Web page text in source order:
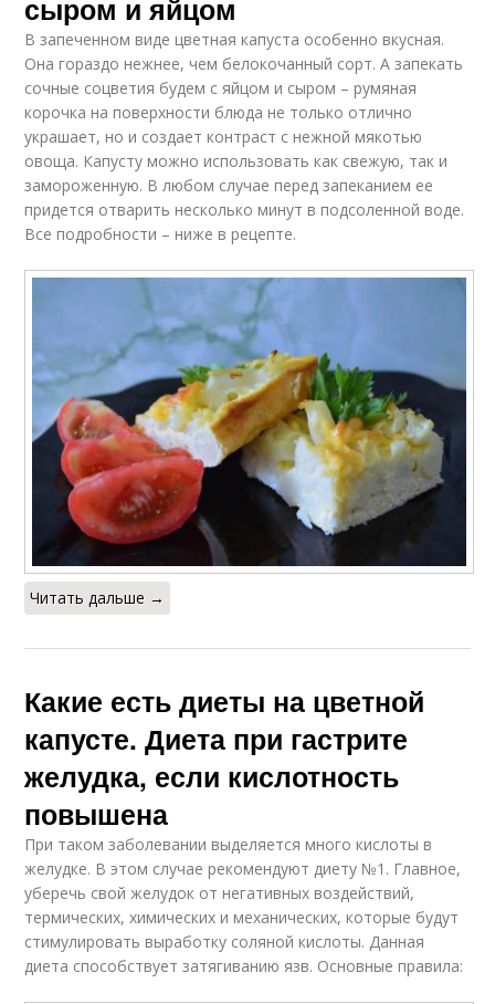
сыром и яйцом
В запеченном виде цветная капуста особенно вкусная.
Она гораздо нежнее, чем белокочанный сорт. А запекать
сочные соцветия будем с яйцом и сыром – румяная
корочка на поверхности блюда не только отлично
украшает, но и создает контраст с нежной мякотью
овоща. Капусту можно использовать как свежую, так и
замороженную. В любом случае перед запеканием ее
придется отварить несколько минут в подсоленной воде.
Все подробности – ниже в рецепте.
Читать дальше →
Какие есть диеты на цветной
капусте. Диета при гастрите
желудка, если кислотность
повышена
При таком заболевании выделяется много кислоты в
желудке. В этом случае рекомендуют диету №1. Главное,
уберечь свой желудок от негативных воздействий,
термических, химических и механических, которые будут
стимулировать выработку соляной кислоты. Данная
диета способствует затягиванию язв. Основные правила: